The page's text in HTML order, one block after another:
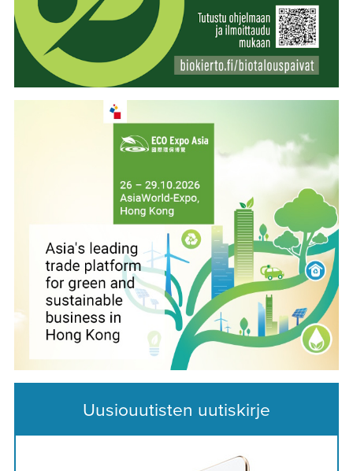
Uusiouutisten uutiskirje